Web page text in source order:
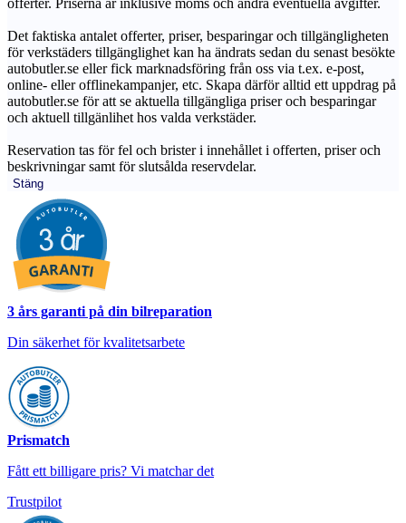
Det faktiska antalet offerter, priser, besparingar och tillgängligheten
för verkstäders tillgänglighet kan ha ändrats sedan du senast besökte
autobutler.se eller fick marknadsföring från oss via t.ex. e-post,
online- eller offlinekampanjer, etc. Skapa därför alltid ett uppdrag på
autobutler.se för att se aktuella tillgängliga priser och besparingar
och aktuell tillgänlihet hos valda verkstäder.
Reservation tas för fel och brister i innehållet i offerten, priser och
beskrivningar samt för slutsålda reservdelar.
Stäng
3 års garanti på din bilreparation
Din säkerhet för kvalitetsarbete
Prismatch
Fått ett billigare pris? Vi matchar det
Trustpilot